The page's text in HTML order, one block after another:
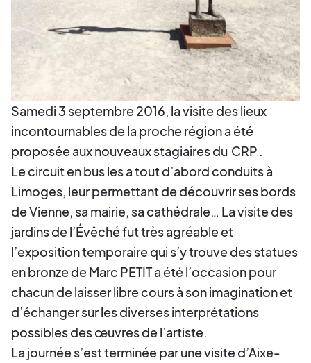
Samedi 3 septembre 2016, la visite des lieux
incontournables de la proche région a été
proposée aux nouveaux stagiaires du CRP .
Le circuit en bus les a tout d’abord conduits à
Limoges, leur permettant de découvrir ses bords
de Vienne, sa mairie, sa cathédrale… La visite des
jardins de l’Évêché fut très agréable et
l’exposition temporaire qui s’y trouve des statues
en bronze de Marc PETIT a été l’occasion pour
chacun de laisser libre cours à son imagination et
d’échanger sur les diverses interprétations
possibles des œuvres de l’artiste.
La journée s’est terminée par une visite d’Aixe-